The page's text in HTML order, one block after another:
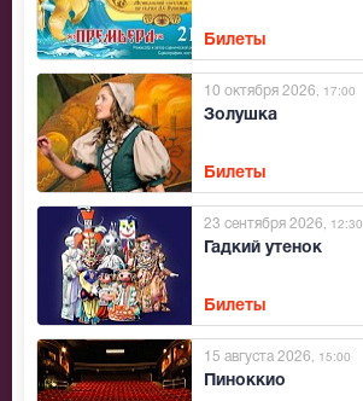
Билеты
Золушка
10 октября 2026 , 17:00
Билеты
Гадкий утенок
23 сентября 2026 , 12:30
Билеты
Пиноккио
15 августа 2026 , 15:00